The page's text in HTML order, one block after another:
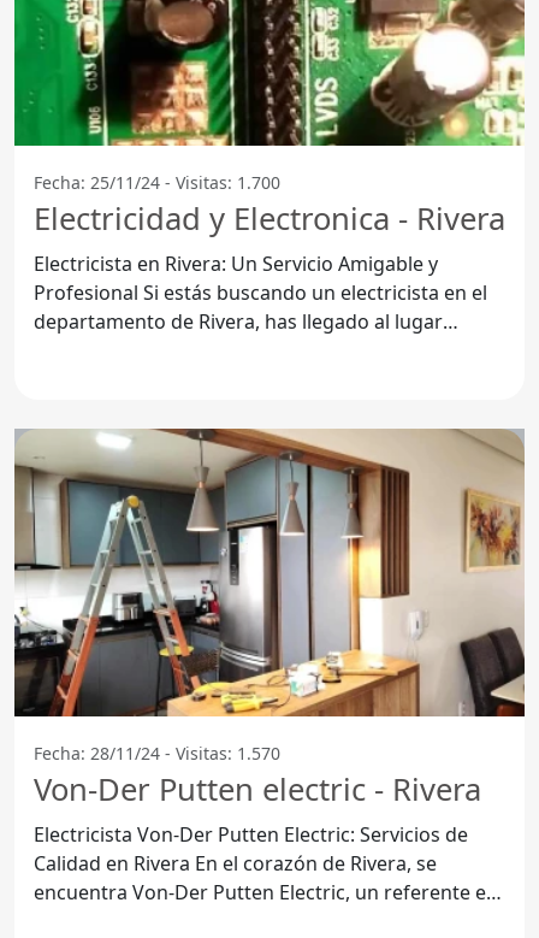
Fecha: 25/11/24 - Visitas: 1.700
Electricidad y Electronica - Rivera
Electricista en Rivera: Un Servicio Amigable y
Profesional Si estás buscando un electricista en el
departamento de Rivera, has llegado al lugar
Fecha: 28/11/24 - Visitas: 1.570
Von-Der Putten electric - Rivera
Electricista Von-Der Putten Electric: Servicios de
Calidad en Rivera En el corazón de Rivera, se
encuentra Von-Der Putten Electric, un referente en